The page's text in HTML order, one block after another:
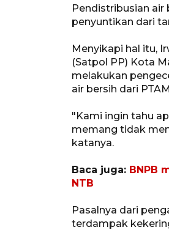
Pendistribusian air
penyuntikan dari
Menyikapi hal itu,
(Satpol PP) Kota
melakukan
air bersih dari
"Kami ingin tahu
memang tidak
katanya.
Baca juga: BNPB
NTB
Pasalnya dari
terdampak